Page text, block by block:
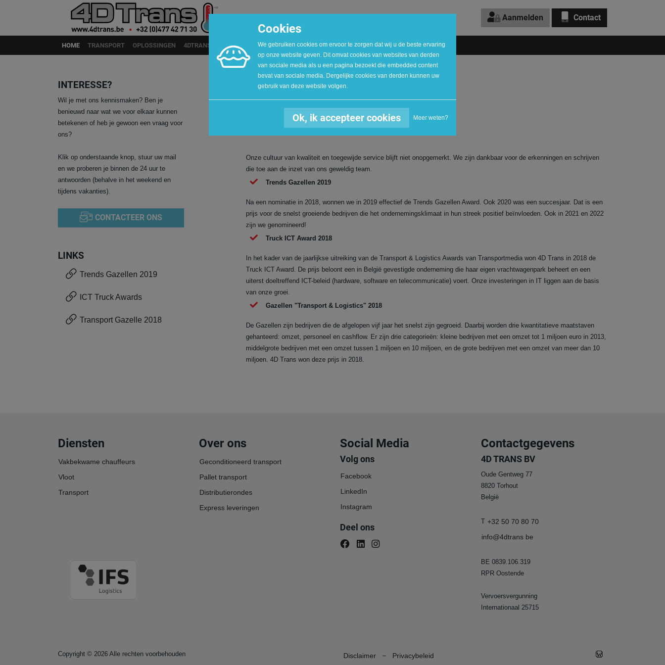
Aanmelden Contact
HOME TRANSPORT OPLOSSINGEN 4DTRANS KERNWAARDEN VACATURES CERTIFICATEN AWARDS PERS EN MEDIA
INTERESSE?
Wil je met ons kennismaken? Ben je
benieuwd naar wat we voor elkaar kunnen
betekenen of heb je gewoon een vraag voor
ons?
Klik op onderstaande knop, stuur uw mail
en we proberen je binnen de 24 uur te
antwoorden (behalve in het weekend en
tijdens vakanties).
CONTACTEER ONS
LINKS
Trends Gazellen 2019
ICT Truck Awards
Transport Gazelle 2018
Awards
Onze cultuur van kwaliteit en toegewijde service blijft niet onopgemerkt. We zijn dankbaar voor de erkenningen en schrijven
die toe aan de inzet van ons geweldig team.
Trends Gazellen 2019
Na een nominatie in 2018, wonnen we in 2019 effectief de Trends Gazellen Award. Ook 2020 was een succesjaar. Dat is een
prijs voor de snelst groeiende bedrijven die het ondernemingsklimaat in hun streek positief beïnvloeden. Ook in 2021 en 2022
zijn we genomineerd!
Truck ICT Award 2018
In het kader van de jaarlijkse uitreiking van de Transport & Logistics Awards van Transportmedia won 4D Trans in 2018 de
Truck ICT Award. De prijs beloont een in België gevestigde onderneming die haar eigen vrachtwagenpark beheert en een
uiterst doeltreffend ICT-beleid (hardware, software en telecommunicatie) voert. Onze investeringen in IT liggen aan de basis
van onze groei.
Gazellen "Transport & Logistics" 2018
De Gazellen zijn bedrijven die de afgelopen vijf jaar het snelst zijn gegroeid. Daarbij worden drie kwantitatieve maatstaven
gehanteerd: omzet, personeel en cashflow. Er zijn drie categorieën: kleine bedrijven met een omzet tot 1 miljoen euro in 2013,
middelgrote bedrijven met een omzet tussen 1 miljoen en 10 miljoen, en de grote bedrijven met een omzet van meer dan 10
miljoen. 4D Trans won deze prijs in 2018.
Diensten
Vakbekwame chauffeurs
Vloot
Transport
Over ons
Geconditioneerd transport
Pallet transport
Distributierondes
Express leveringen
Social Media
Volg ons
Facebook
LinkedIn
Instagram
Deel ons
Contactgegevens
4D TRANS BV
Oude Gentweg 77
8820 Torhout
België
T +32 50 70 80 70
info@4dtrans be
BE 0839.106.319
RPR Oostende
Vervoersvergunning
Internationaal 25715
Copyright © 2026 Alle rechten voorbehouden Disclaimer – Privacybeleid
Cookies
We gebruiken cookies om ervoor te zorgen dat wij u de beste ervaring
op onze website geven. Dit omvat cookies van websites van derden
van sociale media als u een pagina bezoekt die embedded content
bevat van sociale media. Dergelijke cookies van derden kunnen uw
gebruik van deze website volgen.
Ok, ik accepteer cookies Meer weten?